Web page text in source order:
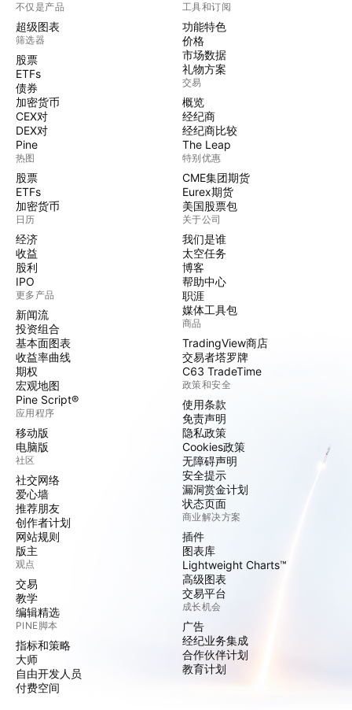
不仅是产品
超级图表
筛选器
股票
ETFs
债券
加密货币
CEX对
DEX对
Pine
热图
股票
ETFs
加密货币
日历
经济
收益
股利
IPO
更多产品
新闻流
投资组合
基本面图表
收益率曲线
期权
宏观地图
Pine Script®
应用程序
移动版
电脑版
社区
社交网络
爱心墙
推荐朋友
创作者计划
网站规则
版主
观点
交易
教学
编辑精选
PINE脚本
指标和策略
大师
自由开发人员
付费空间
工具和订阅
功能特色
价格
市场数据
礼物方案
交易
概览
经纪商
经纪商比较
The Leap
特别优惠
CME集团期货
Eurex期货
美国股票包
关于公司
我们是谁
太空任务
博客
帮助中心
职涯
媒体工具包
商品
TradingView商店
交易者塔罗牌
C63 TradeTime
政策和安全
使用条款
免责声明
隐私政策
Cookies政策
无障碍声明
安全提示
漏洞赏金计划
状态页面
商业解决方案
插件
图表库
Lightweight Charts™
高级图表
交易平台
成长机会
广告
经纪业务集成
合作伙伴计划
教育计划